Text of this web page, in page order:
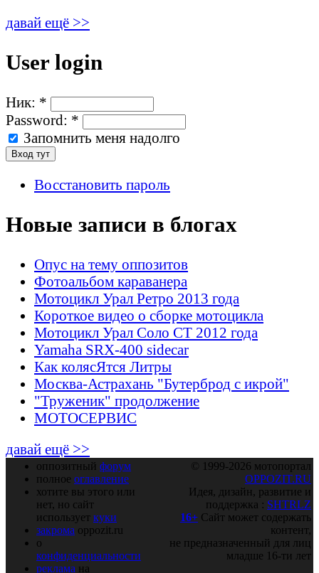
давай ещё >>
User login
Ник: *
Password: *
Запомнить меня надолго
Восстановить пароль
Новые записи в блогах
Опус на тему оппозитов
Фотоальбом караванера
Мотоцикл Урал Ретро 2013 года
Короткое видео о сборке мотоцикла
Мотоцикл Урал Соло СТ 2012 года
Yamaha SRX-400 sidecar
Как колясЯтся Литры
Москва-Астрахань "Бутерброд с икрой"
"Труженик" продолжение
МОТОСЕРВИС
давай ещё >>
оппозитный форум
полное оглавление
хотите вы этого или
нет, но сайт
использует куки
закрома oppozit.ru
о
конфиденциальности
реклама на
© 1999-2026 мотопортал
OPPOZIT.RU
Идея, дизайн, развитие и
поддержка : SHTRLZ
16+ Сайт может содержать
контент,
не предназначенный для лиц
младше 16-ти лет